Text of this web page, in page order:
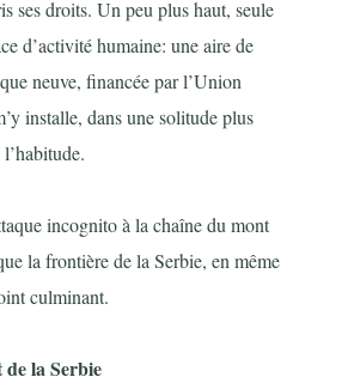
ses droits. Un peu plus haut, seule
d’activité humaine: une aire de
neuve, financée par l’Union
installe, dans une solitude plus
l’habitude.
incognito à la chaîne du mont
la frontière de la Serbie, en même
culminant.
la Serbie